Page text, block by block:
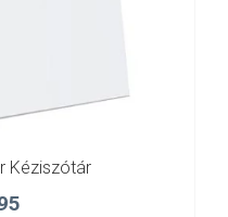
Kéziszótár